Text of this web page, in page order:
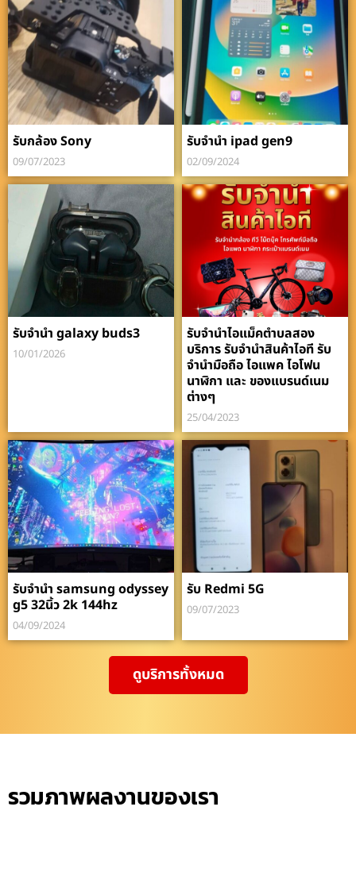
รับกล้อง Sony
09/07/2023
รับจำนำ ipad gen9
02/09/2024
รับจำนำ galaxy buds3
10/01/2026
รับจำนำไอแม็คตำบลสอง
บริการ รับจำนำสินค้าไอที รับ
จำนำมือถือ ไอแพค ไอโฟน
นาฬิกา และ ของแบรนด์เนม
ต่างๆ
25/04/2023
รับจำนำ samsung odyssey
g5 32นิ้ว 2k 144hz
04/09/2024
รับ Redmi 5G
09/07/2023
ดูบริการทั้งหมด
รวมภาพผลงานของเรา